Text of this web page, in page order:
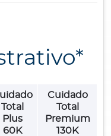
Total
Plus
60K
Cuidado
Total
Premium
130K